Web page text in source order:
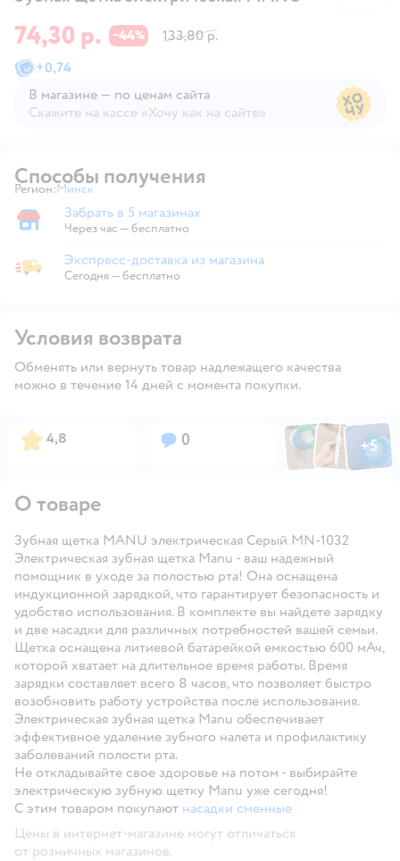
74,30 р. −44%
133,80 р.
+0,74
В магазине — по ценам сайта
Скажите на кассе «Хочу как на сайте»
Способы получения
Регион: Выбор адреса доставки.
Минск
Забрать в магазине
Забрать в 5 магазинах
Через час — бесплатно
Экспресс-доставка из магазина
Экспресс-доставка из магазина
Сегодня—бесплатно
Условия возврата
Обменять или вернуть товар надлежащего качества
можно в течение 14 дней с момента покупки.
Рейтинг:
4,8 Вопросов:
0 ФотоФотоФото
+5
Открыть
О товаре
Зубная щетка MANU электрическая Серый MN-1032
Электрическая зубная щетка Manu - ваш надежный
помощник в уходе за полостью рта! Она оснащена
индукционной зарядкой, что гарантирует безопасность и
удобство использования. В комплекте вы найдете зарядку
и две насадки для различных потребностей вашей семьи.
Щетка оснащена литиевой батарейкой емкостью 600 мАч,
которой хватает на длительное время работы. Время
зарядки составляет всего 8 часов, что позволяет быстро
возобновить работу устройства после использования.
Электрическая зубная щетка Manu обеспечивает
эффективное удаление зубного налета и профилактику
заболеваний полости рта.
Не откладывайте свое здоровье на потом - выбирайте
электрическую зубную щетку Manu уже сегодня!
С этим товаром покупают насадки сменные
Цены в интернет-магазине могут отличаться
от розничных магазинов.